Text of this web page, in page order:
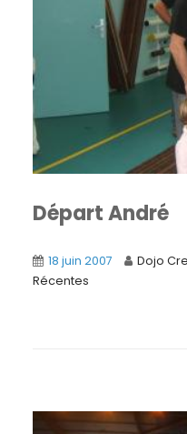
Départ André
18 juin 2007 Dojo
Récentes